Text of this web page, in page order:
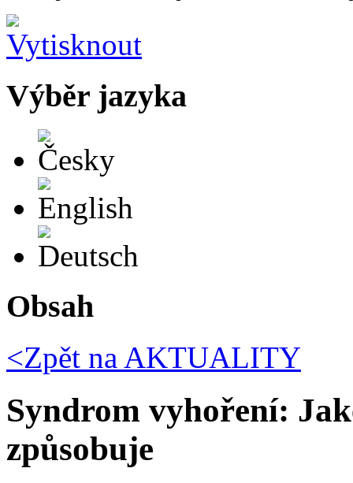
Výběr jazyka
Obsah
<Zpět na AKTUALITY
Syndrom vyhoření:
způsobuje